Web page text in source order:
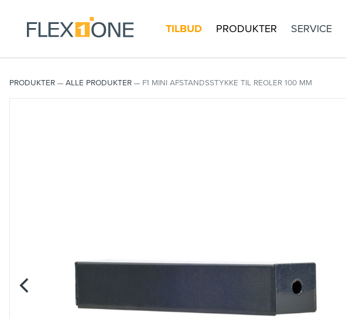
TILBUD PRODUKTER SERVICE
PRODUKTER ALLE PRODUKTER F1 MINI AFSTANDSSTYKKE TIL REOLER 100 MM